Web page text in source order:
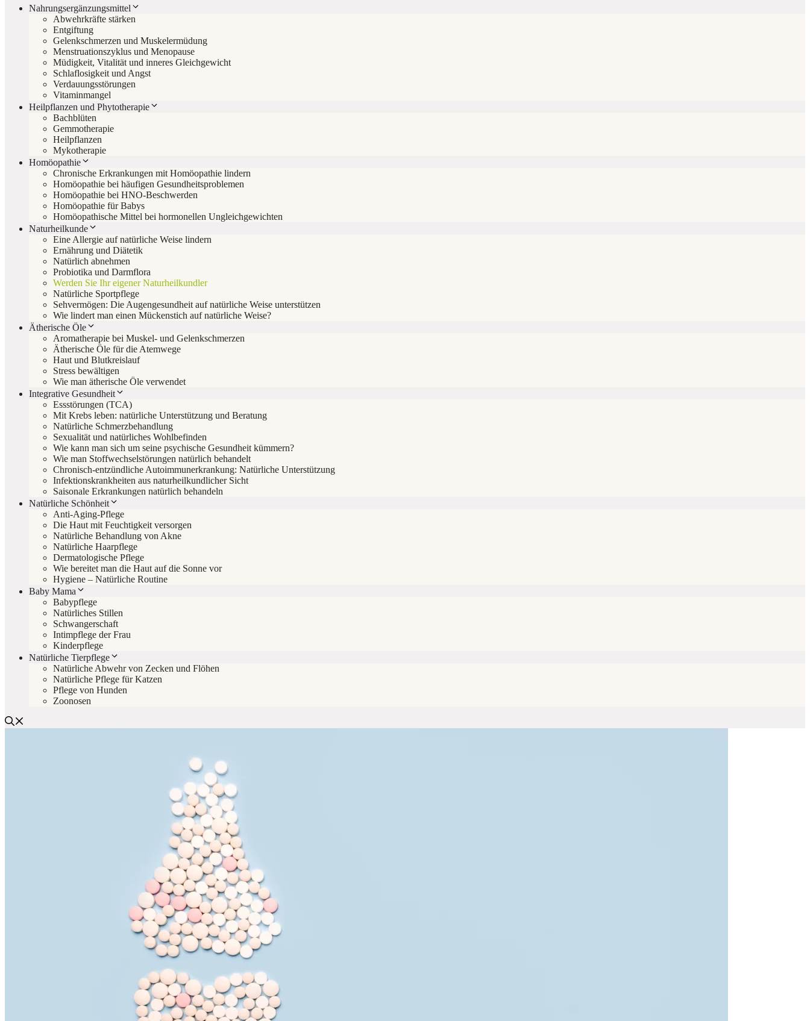
Nahrungsergänzungsmittel
Abwehrkräfte stärken
Entgiftung
Gelenkschmerzen und Muskelermüdung
Menstruationszyklus und Menopause
Müdigkeit, Vitalität und inneres Gleichgewicht
Schlaflosigkeit und Angst
Verdauungsstörungen
Vitaminmangel
Heilpflanzen und Phytotherapie
Bachblüten
Gemmotherapie
Heilpflanzen
Mykotherapie
Homöopathie
Chronische Erkrankungen mit Homöopathie lindern
Homöopathie bei häufigen Gesundheitsproblemen
Homöopathie bei HNO-Beschwerden
Homöopathie für Babys
Homöopathische Mittel bei hormonellen Ungleichgewichten
Naturheilkunde
Eine Allergie auf natürliche Weise lindern
Ernährung und Diätetik
Natürlich abnehmen
Probiotika und Darmflora
Werden Sie Ihr eigener Naturheilkundler
Natürliche Sportpflege
Sehvermögen: Die Augengesundheit auf natürliche Weise unterstützen
Wie lindert man einen Mückenstich auf natürliche Weise?
Ätherische Öle
Aromatherapie bei Muskel- und Gelenkschmerzen
Ätherische Öle für die Atemwege
Haut und Blutkreislauf
Stress bewältigen
Wie man ätherische Öle verwendet
Integrative Gesundheit
Essstörungen (TCA)
Mit Krebs leben: natürliche Unterstützung und Beratung
Natürliche Schmerzbehandlung
Sexualität und natürliches Wohlbefinden
Wie kann man sich um seine psychische Gesundheit kümmern?
Wie man Stoffwechselstörungen natürlich behandelt
Chronisch-entzündliche Autoimmunerkrankung: Natürliche Unterstützung
Infektionskrankheiten aus naturheilkundlicher Sicht
Saisonale Erkrankungen natürlich behandeln
Natürliche Schönheit
Anti-Aging-Pflege
Die Haut mit Feuchtigkeit versorgen
Natürliche Behandlung von Akne
Natürliche Haarpflege
Dermatologische Pflege
Wie bereitet man die Haut auf die Sonne vor
Hygiene – Natürliche Routine
Baby Mama
Babypflege
Natürliches Stillen
Schwangerschaft
Intimpflege der Frau
Kinderpflege
Natürliche Tierpflege
Natürliche Abwehr von Zecken und Flöhen
Natürliche Pflege für Katzen
Pflege von Hunden
Zoonosen